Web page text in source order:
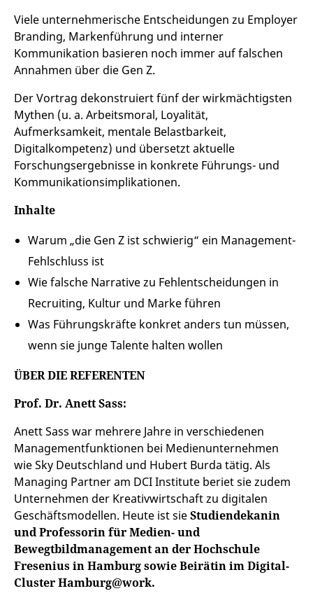
Viele unternehmerische Entscheidungen zu Employer
Branding, Markenführung und interner
Kommunikation basieren noch immer auf falschen
Annahmen über die Gen Z.
Der Vortrag dekonstruiert fünf der wirkmächtigsten
Mythen (u. a. Arbeitsmoral, Loyalität,
Aufmerksamkeit, mentale Belastbarkeit,
Digitalkompetenz) und übersetzt aktuelle
Forschungsergebnisse in konkrete Führungs- und
Kommunikationsimplikationen.
Inhalte
Warum „die Gen Z ist schwierig“ ein Management-
Fehlschluss ist
Wie falsche Narrative zu Fehlentscheidungen in
Recruiting, Kultur und Marke führen
Was Führungskräfte konkret anders tun müssen,
wenn sie junge Talente halten wollen
ÜBER DIE REFERENTEN
Prof. Dr. Anett Sass:
Anett Sass war mehrere Jahre in verschiedenen
Managementfunktionen bei Medienunternehmen
wie Sky Deutschland und Hubert Burda tätig. Als
Managing Partner am DCI Institute beriet sie zudem
Unternehmen der Kreativwirtschaft zu digitalen
Geschäftsmodellen. Heute ist sieStudiendekanin
und Professorin für Medien- und
Bewegtbildmanagement an der Hochschule
Fresenius in Hamburg sowie Beirätin im Digital-
Cluster Hamburg@work.